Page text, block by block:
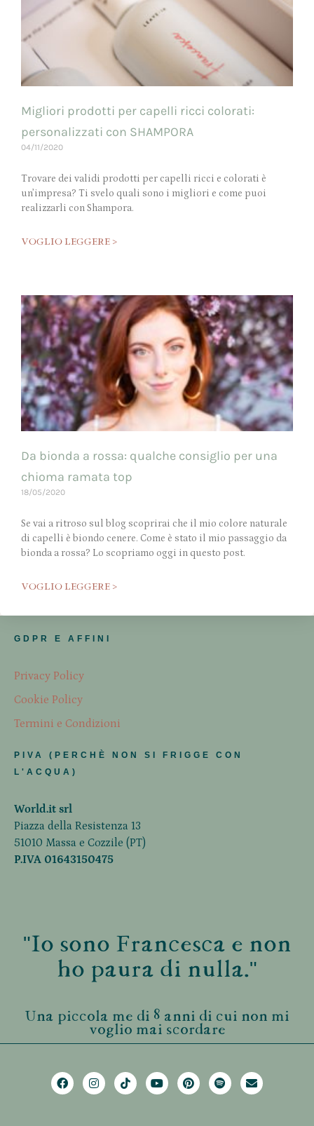
Migliori prodotti per capelli ricci colorati:
personalizzati con SHAMPORA
04/11/2020
Trovare dei validi prodotti per capelli ricci e colorati è
un’impresa? Ti svelo quali sono i migliori e come puoi
realizzarli con Shampora.
VOGLIO LEGGERE >
Da bionda a rossa: qualche consiglio per una
chioma ramata top
18/05/2020
Se vai a ritroso sul blog scoprirai che il mio colore naturale
di capelli è biondo cenere. Come è stato il mio passaggio da
bionda a rossa? Lo scopriamo oggi in questo post.
VOGLIO LEGGERE >
GDPR E AFFINI
Privacy Policy
Cookie Policy
Termini e Condizioni
PIVA (PERCHÈ NON SI FRIGGE CON
L'ACQUA)
World.it srl
Piazza della Resistenza 13
51010 Massa e Cozzile (PT)
P.IVA 01643150475
"Io sono Francesca e non
ho paura di nulla."
Una piccola me di 8 anni di cui non mi
voglio mai scordare